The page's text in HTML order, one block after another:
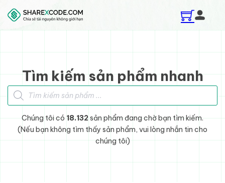
Skip to main content
Skip to footer
Tìm kiếm sản phẩm nhanh
Tìm kiếm sản phẩm
Chúng tôi có 18.132sản phẩm đang chờ bạn tìm kiếm.
(Nếu bạn không tìm thấy sản phẩm, vui lòng nhắn tin cho
chúng tôi)